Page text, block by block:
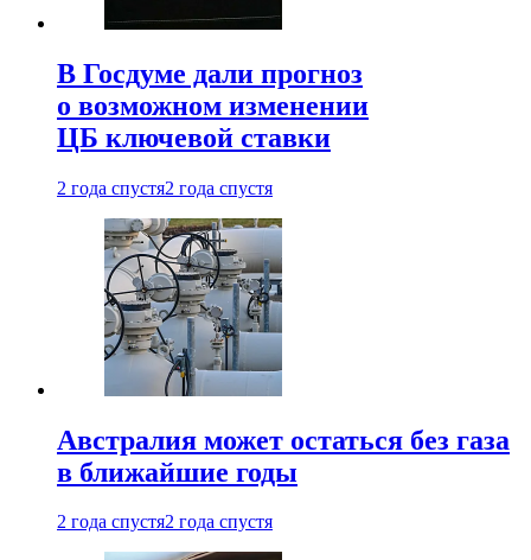
В Госдуме дали прогноз
о возможном изменении
ЦБ ключевой ставки
2 года спустя2 года спустя
Австралия может остаться без газа
в ближайшие годы
2 года спустя2 года спустя